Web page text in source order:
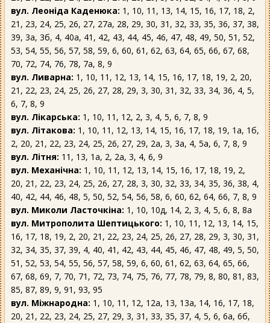
вул. Леоніда Каденюка: 1, 10, 11, 13, 14, 15, 16, 17, 18, 2,
21, 23, 24, 25, 26, 27, 27а, 28, 29, 30, 31, 32, 33, 35, 36, 37, 38,
39, 3а, 3б, 4, 40а, 41, 42, 43, 44, 45, 46, 47, 48, 49, 50, 51, 52,
53, 54, 55, 56, 57, 58, 59, 6, 60, 61, 62, 63, 64, 65, 66, 67, 68,
70, 72, 74, 76, 78, 7а, 8, 9
вул. Ливарна: 1, 10, 11, 12, 13, 14, 15, 16, 17, 18, 19, 2, 20,
21, 22, 23, 24, 25, 26, 27, 28, 29, 3, 30, 31, 32, 33, 34, 36, 4, 5,
6, 7, 8, 9
вул. Лікарська: 1, 10, 11, 12, 2, 3, 4, 5, 6, 7, 8, 9
вул. Літакова: 1, 10, 11, 12, 13, 14, 15, 16, 17, 18, 19, 1а, 1б,
2, 20, 21, 22, 23, 24, 25, 26, 27, 29, 2а, 3, 3а, 4, 5а, 6, 7, 8, 9
вул. Літня: 11, 13, 1а, 2, 2а, 3, 4, 6, 9
вул. Механічна: 1, 10, 11, 12, 13, 14, 15, 16, 17, 18, 19, 2,
20, 21, 22, 23, 24, 25, 26, 27, 28, 3, 30, 32, 33, 34, 35, 36, 38, 4,
40, 42, 44, 46, 48, 5, 50, 52, 54, 56, 58, 6, 60, 62, 64, 66, 7, 8, 9
вул. Миколи Ласточкіна: 1, 10, 10д, 14, 2, 3, 4, 5, 6, 8, 8а
вул. Митрополита Шептицького: 1, 10, 11, 12, 13, 14, 15,
16, 17, 18, 19, 2, 20, 21, 22, 23, 24, 25, 26, 27, 28, 29, 3, 30, 31,
32, 34, 35, 37, 39, 4, 40, 41, 42, 43, 44, 45, 46, 47, 48, 49, 5, 50,
51, 52, 53, 54, 55, 56, 57, 58, 59, 6, 60, 61, 62, 63, 64, 65, 66,
67, 68, 69, 7, 70, 71, 72, 73, 74, 75, 76, 77, 78, 79, 8, 80, 81, 83,
85, 87, 89, 9, 91, 93, 95
вул. Міжнародна: 1, 10, 11, 12, 12а, 13, 13а, 14, 16, 17, 18,
20, 21, 22, 23, 24, 25, 27, 29, 3, 31, 33, 35, 37, 4, 5, 6, 6а, 6б,